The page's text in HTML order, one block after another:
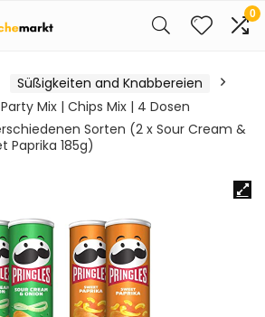
0
Süßigkeiten and Knabbereien
Mix | Chips Mix | 4 Dosen
Sorten (2 x Sour Cream &
Paprika 185g)